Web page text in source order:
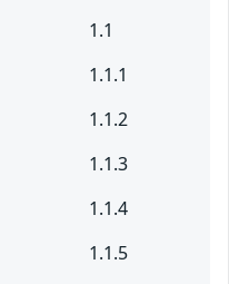
1.1
1.1.1
1.1.2
1.1.3
1.1.4
1.1.5